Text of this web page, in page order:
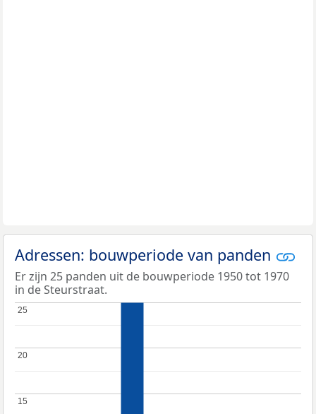
Adressen: bouwperiode van panden
Er zijn 25 panden uit de bouwperiode 1950 tot 1970
in de Steurstraat.
15
15
20
20
25
25